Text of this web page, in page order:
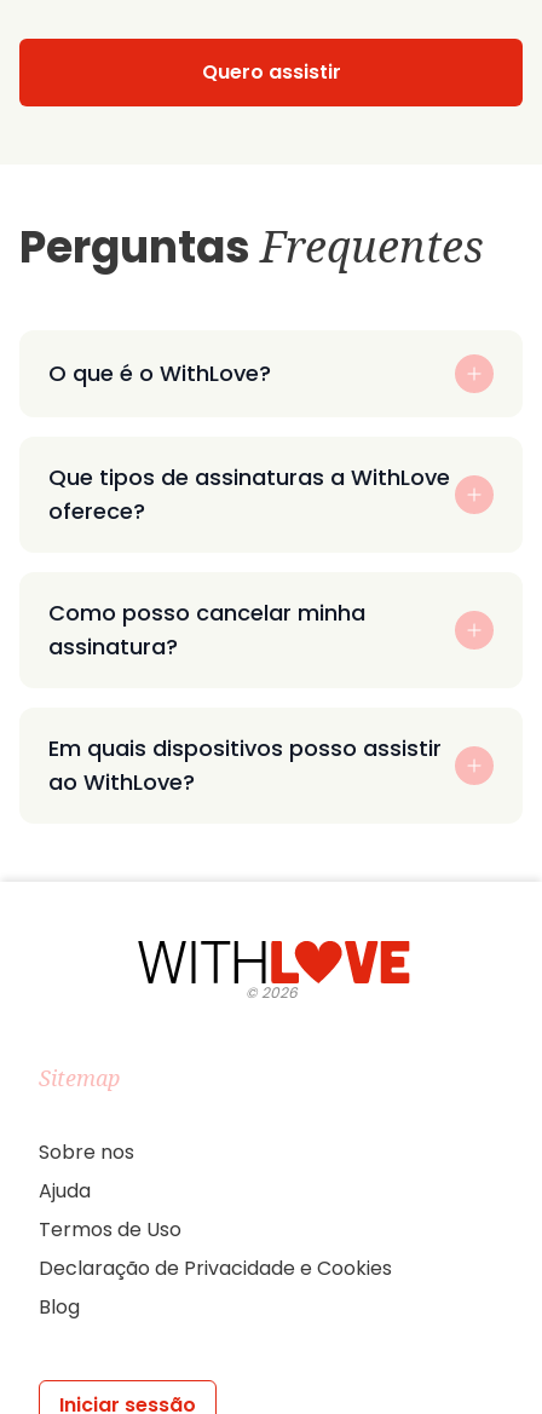
Quero assistir
PerguntasFrequentes
O que é o WithLove?
Que tipos de assinaturas a WithLove
oferece?
Como posso cancelar minha
assinatura?
Em quais dispositivos posso assistir
ao WithLove?
©2026
Sitemap
Sobre nos
Ajuda
Termos de Uso
Declaração de Privacidade e Cookies
Blog
Iniciar sessão